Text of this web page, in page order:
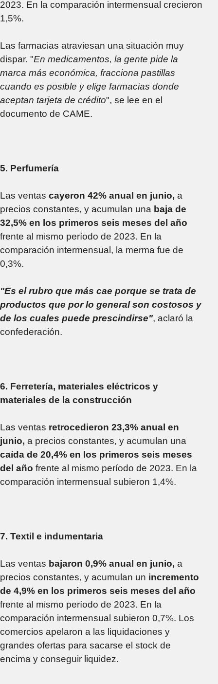
2023. En la comparación intermensual crecieron
1,5%.
Las farmacias atraviesan una situación muy
dispar. "En medicamentos, la gente pide la
marca más económica, fracciona pastillas
cuando es posible y elige farmacias donde
aceptan tarjeta de crédito", se lee en el
documento de CAME.
5. Perfumería
Las ventas cayeron 42% anual en junio, a
precios constantes, y acumulan una baja de
32,5% en los primeros seis meses del año
frente al mismo período de 2023. En la
comparación intermensual, la merma fue de
0,3%.
"Es el rubro que más cae porque se trata de
productos que por lo general son costosos y
de los cuales puede prescindirse", aclaró la
confederación.
6. Ferretería, materiales eléctricos y
materiales de la construcción
Las ventas retrocedieron 23,3% anual en
junio, a precios constantes, y acumulan una
caída de 20,4% en los primeros seis meses
del año frente al mismo período de 2023. En la
comparación intermensual subieron 1,4%.
7. Textil e indumentaria
Las ventas bajaron 0,9% anual en junio, a
precios constantes, y acumulan un incremento
de 4,9% en los primeros seis meses del año
frente al mismo período de 2023. En la
comparación intermensual subieron 0,7%. Los
comercios apelaron a las liquidaciones y
grandes ofertas para sacarse el stock de
encima y conseguir liquidez.